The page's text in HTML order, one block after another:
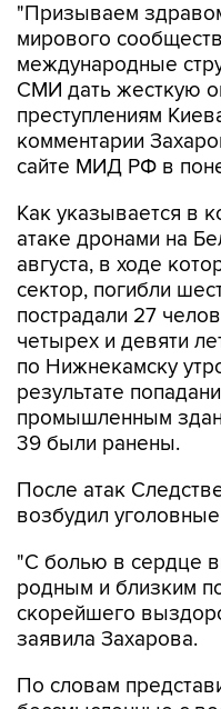
"Призываем
мирового
международные
СМИ дать жесткую
преступлениям
комментарии
сайте МИД РФ в
Как указывается в
атаке дронами на
августа, в ходе
сектор, погибли
пострадали 27
четырех и девяти
по Нижнекамску
результате
промышленным
39 были ранены.
После атак
возбудил
"С болью в сердце
родным и близким
скорейшего
заявила Захарова.
По словам